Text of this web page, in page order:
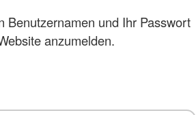
Benutzernamen und Ihr Passwort
anzumelden.